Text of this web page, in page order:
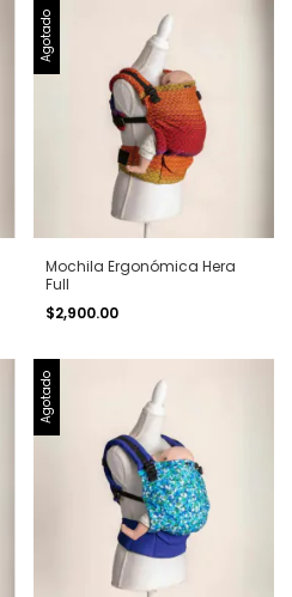
Agotado
Mochila Ergonómica Hera
Full
$2,900.00
Agotado